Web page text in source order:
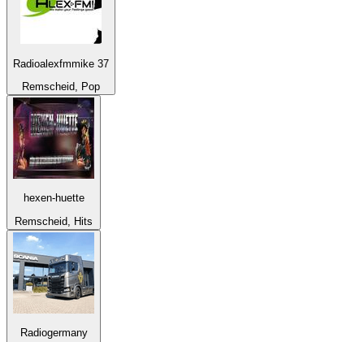
Radioalexfmmike 37
Remscheid, Pop
hexen-huette
Remscheid, Hits
Radiogermany